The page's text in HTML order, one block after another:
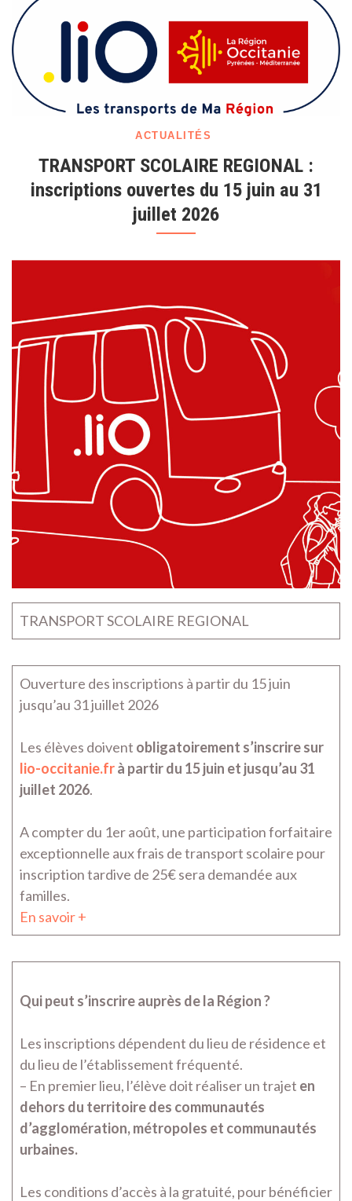
30)
ACTUALITÉS
TRANSPORT SCOLAIRE REGIONAL :
inscriptions ouvertes du 15 juin au 31
juillet 2026
­TRANSPORT SCOLAIRE REGIONAL
Ouverture des inscriptions à partir du 15 juin
jusqu’au 31 juillet 2026
Les élèves doivent obligatoirement s’inscrire sur
lio-occitanie.frà partir du 15 juin et jusqu’au 31
juillet 2026.
A compter du 1er août, une participation forfaitaire
exceptionnelle aux frais de transport scolaire pour
inscription tardive de 25€ sera demandée aux
familles.
En savoir +
Qui peut s’inscrire auprès de la Région ?
Les inscriptions dépendent du lieu de résidence et
du lieu de l’établissement fréquenté.
– En premier lieu, l’élève doit réaliser un trajet en
dehors du territoire des communautés
d’agglomération, métropoles et communautés
urbaines.
Les conditions d’accès à la gratuité, pour bénéficier